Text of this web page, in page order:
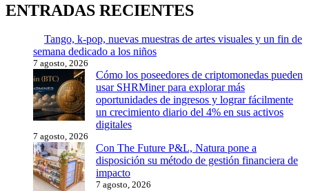
ENTRADAS RECIENTES
Tango, k-pop, nuevas muestras de artes visuales y un fin de
semana dedicado a los niños
7 agosto, 2026
Cómo los poseedores de criptomonedas pueden
usar SHRMiner para explorar más
oportunidades de ingresos y lograr fácilmente
un crecimiento diario del 4% en sus activos
digitales
7 agosto, 2026
Con The Future P&L, Natura pone a
disposición su método de gestión financiera de
impacto
7 agosto, 2026